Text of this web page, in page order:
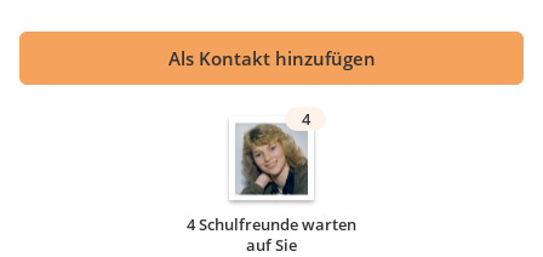
Als Kontakt hinzufügen
4
4 Schulfreunde warten
auf Sie